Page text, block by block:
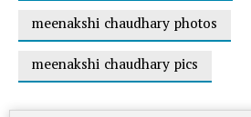
meenakshi chaudhary photos
meenakshi chaudhary pics